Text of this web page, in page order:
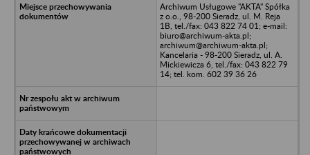
Archiwum Usługowe "AKTA" Spółka
z o.o., 98-200 Sieradz, ul. M. Reja
1B, tel./fax: 043 822 74 01; e-mail:
biuro@archiwum-akta.pl;
archiwum@archiwum-akta.pl;
Kancelaria - 98-200 Sieradz, ul. A.
Mickiewicza 6, tel./fax: 043 822 79
14; tel. kom. 602 39 36 26